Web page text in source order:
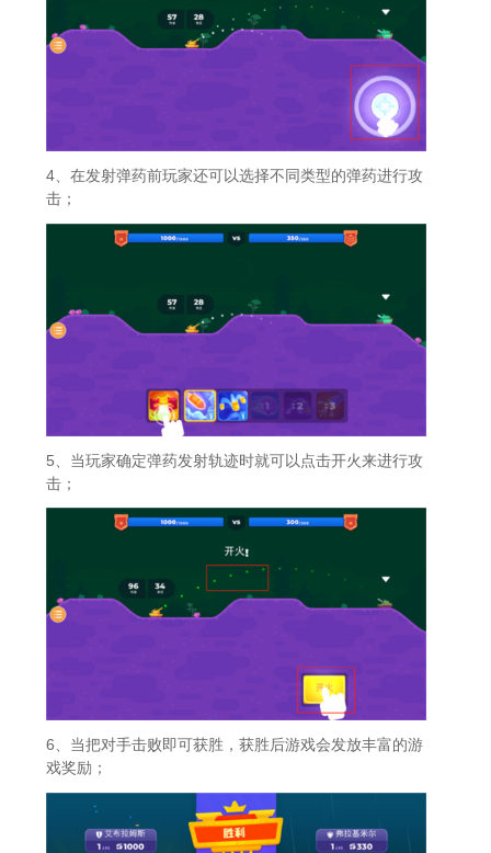
4、在发射弹药前玩家还可以选择不同类型的弹药进行攻
击；
5、当玩家确定弹药发射轨迹时就可以点击开火来进行攻
击；
6、当把对手击败即可获胜，获胜后游戏会发放丰富的游
戏奖励；